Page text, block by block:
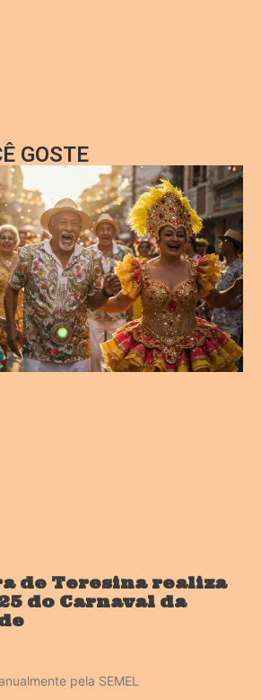
GOSTE
de Teresina realiza
do Carnaval da
pela SEMEL